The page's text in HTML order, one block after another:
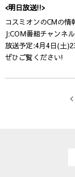
<明日放送!!>
コスミオンのCMの情
J:COM番組チャンネ
放送予定:4月4日(土
ぜひご覧ください!